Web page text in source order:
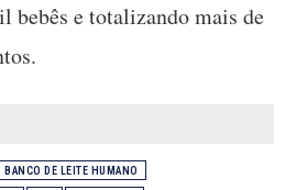
bebês e totalizando mais de
BANCO DE LEITE HUMANO